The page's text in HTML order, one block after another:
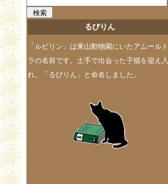
るびりん
「ルビリン」は東山動物園にいたアムールト
ラの名前です。土手で出会った子猫を迎え入
れ、「るびりん」と命名しました。